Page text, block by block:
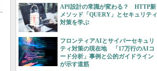
API設計の常識が変わる？ HTTP新
メソッド「QUERY」とセキュリティ
対策を学ぶ
フロンティアAIとサイバーセキュリ
ティ対策の現在地 「17万行のAIコ
ード分析」事例と公的ガイドライン
が示す道筋